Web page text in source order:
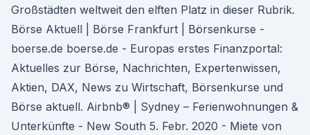
Großstädten weltweit den elften Platz in dieser Rubrik.
Börse Aktuell | Börse Frankfurt | Börsenkurse -
boerse.de boerse.de - Europas erstes Finanzportal:
Aktuelles zur Börse, Nachrichten, Expertenwissen,
Aktien, DAX, News zu Wirtschaft, Börsenkurse und
Börse aktuell. Airbnb® | Sydney – Ferienwohnungen &
Unterkünfte - New South 5. Febr. 2020 - Miete von